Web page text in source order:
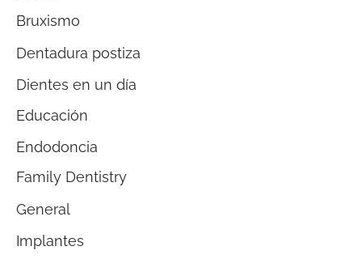
Bruxismo
Dentadura postiza
Dientes en un día
Educación
Endodoncia
Family Dentistry
General
Implantes